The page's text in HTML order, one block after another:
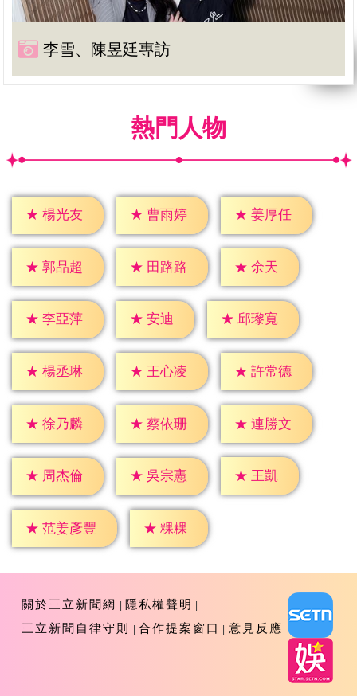
李雪、陳昱廷專訪
熱門人物
★ 楊光友 ★ 曹雨婷 ★ 姜厚任
★ 郭品超 ★ 田路路 ★ 余天
★ 李亞萍 ★ 安迪 ★ 邱瓈寬
★ 楊丞琳 ★ 王心凌 ★ 許常德
★ 徐乃麟 ★ 蔡依珊 ★ 連勝文
★ 周杰倫 ★ 吳宗憲 ★ 王凱
★ 范姜彥豐 ★ 粿粿
關於三立新聞網
隱私權聲明
三立新聞自律守則
合作提案窗口 意見反應